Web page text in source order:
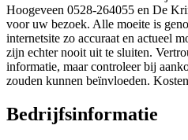
Hoogeveen 0528-264055 en De
voor uw bezoek. Alle moeite is
internetsite zo accuraat en actueel
zijn echter nooit uit te sluiten.
informatie, maar controleer bij
zouden kunnen beïnvloeden.
Bedrijfsinformatie